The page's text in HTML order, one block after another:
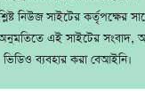
নিউজ সাইটের কর্তৃপক্ষের
এই সাইটের সংবাদ,
ভিডিও ব্যবহার করা বেআইনি।